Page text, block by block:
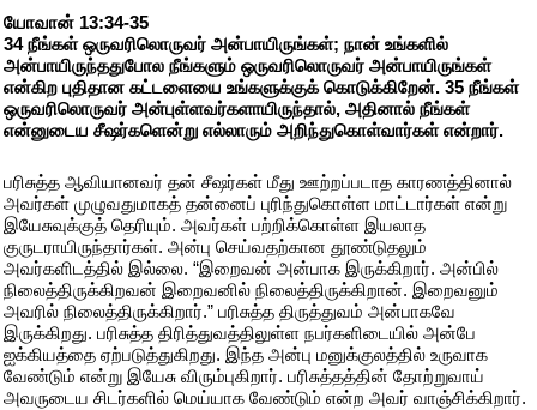
யோவான் 13:34-35
34 நீங்கள் ஒருவரிலொருவர் அன்பாயிருங்கள்; நான் உங்களில்
அன்பாயிருந்ததுபோல நீங்களும் ஒருவரிலொருவர் அன்பாயிருங்கள்
என்கிற புதிதான கட்டளையை உங்களுக்குக் கொடுக்கிறேன். 35 நீங்கள்
ஒருவரிலொருவர் அன்புள்ளவர்களாயிருந்தால், அதினால் நீங்கள்
என்னுடைய சீஷர்களென்று எல்லாரும் அறிந்துகொள்வார்கள் என்றார்.
பரிசுத்த ஆவியானவர் தன் சீஷர்கள் மீது ஊற்றப்படாத காரணத்தினால்
அவர்கள் முழுவதுமாகத் தன்னைப் புரிந்துகொள்ள மாட்டார்கள் என்று
இயேசுவுக்குத் தெரியும். அவர்கள் பற்றிக்கொள்ள இயலாத
குருடராயிருந்தார்கள். அன்பு செய்வதற்கான தூண்டுதலும்
அவர்களிடத்தில் இல்லை. “இறைவன் அன்பாக இருக்கிறார். அன்பில்
நிலைத்திருக்கிறவன் இறைவனில் நிலைத்திருக்கிறான். இறைவனும்
அவரில் நிலைத்திருக்கிறார்.” பரிசுத்த திருத்துவம் அன்பாகவே
இருக்கிறது. பரிசுத்த திரித்துவத்திலுள்ள நபர்களிடையில் அன்பே
ஐக்கியத்தை ஏற்படுத்துகிறது. இந்த அன்பு மனுக்குலத்தில் உருவாக
வேண்டும் என்று இயேசு விரும்புகிறார். பரிசுத்தத்தின் தோற்றுவாய்
அவருடைய சிடர்களில் மெய்யாக வேண்டும் என்ற அவர் வாஞ்சிக்கிறார்.